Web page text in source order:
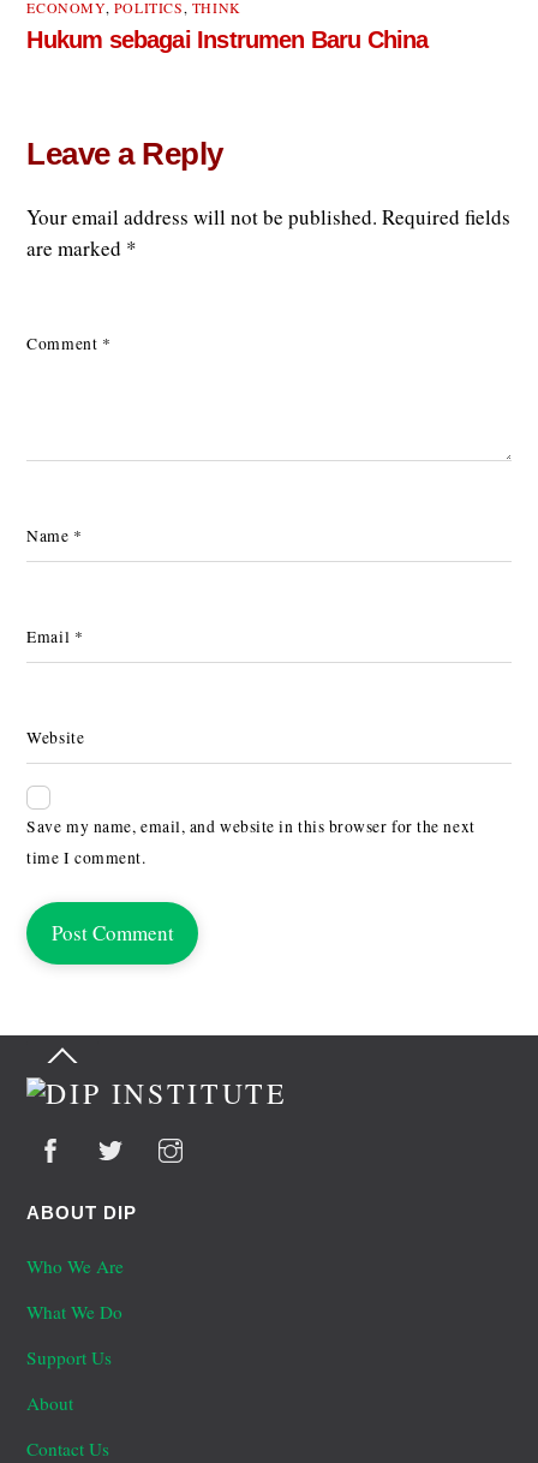
ECONOMY, POLITICS, THINK
Hukum sebagai Instrumen Baru China
Leave a Reply
Your email address will not be published. Required fields
are marked *
Comment *
Name *
Email *
Website
Save my name, email, and website in this browser for the next
time I comment.
Back
Top
ABOUT DIP
Who We Are
What We Do
Support Us
About
Contact Us